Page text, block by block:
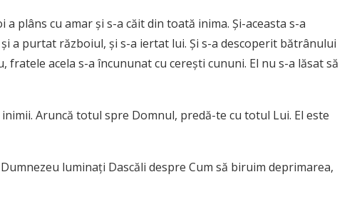
plâns cu amar şi s-a căit din toată inima. Şi-aceasta s-a
a purtat războiul, şi s-a iertat lui. Şi s-a descoperit bătrânu­lui
fratele acela s-a încununat cu cereşti cununi. El nu s-a lăsat să
Aruncă totul spre Domnul, predă-te cu totul Lui. El este
luminați Dascăli despre Cum să biruim deprimarea,